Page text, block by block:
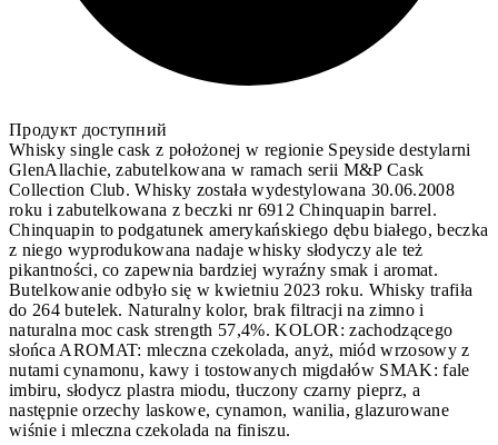
Продукт доступний
Whisky single cask z położonej w regionie Speyside destylarni
GlenAllachie, zabutelkowana w ramach serii M&P Cask
Collection Club. Whisky została wydestylowana 30.06.2008
roku i zabutelkowana z beczki nr 6912 Chinquapin barrel.
Chinquapin to podgatunek amerykańskiego dębu białego, beczka
z niego wyprodukowana nadaje whisky słodyczy ale też
pikantności, co zapewnia bardziej wyraźny smak i aromat.
Butelkowanie odbyło się w kwietniu 2023 roku. Whisky trafiła
do 264 butelek. Naturalny kolor, brak filtracji na zimno i
naturalna moc cask strength 57,4%. KOLOR: zachodzącego
słońca AROMAT: mleczna czekolada, anyż, miód wrzosowy z
nutami cynamonu, kawy i tostowanych migdałów SMAK: fale
imbiru, słodycz plastra miodu, tłuczony czarny pieprz, a
następnie orzechy laskowe, cynamon, wanilia, glazurowane
wiśnie i mleczna czekolada na finiszu.